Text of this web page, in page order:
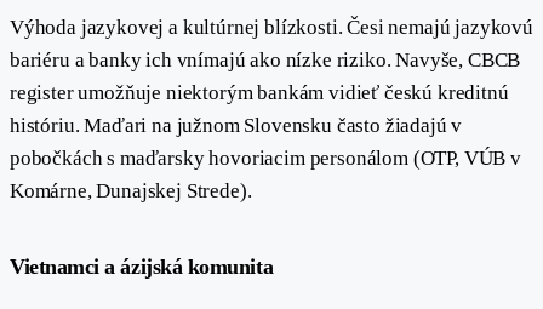
Výhoda jazykovej a kultúrnej blízkosti. Česi nemajú jazykovú
bariéru a banky ich vnímajú ako nízke riziko. Navyše, CBCB
register umožňuje niektorým bankám vidieť českú kreditnú
históriu. Maďari na južnom Slovensku často žiadajú v
pobočkách s maďarsky hovoriacim personálom (OTP, VÚB v
Komárne, Dunajskej Strede).
Vietnamci a ázijská komunita